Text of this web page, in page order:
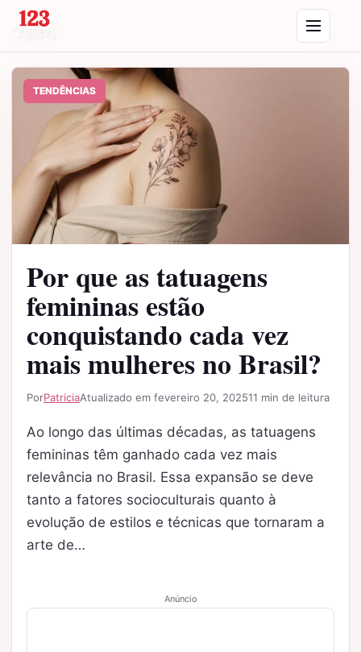
Saltar para o conteúdo
Abrir menu
TENDÊNCIAS
Por que as tatuagens
femininas estão
conquistando cada vez
mais mulheres no Brasil?
PorPatriciaAtualizado em fevereiro 20, 202511 min de leitura
Ao longo das últimas décadas, as tatuagens
femininas têm ganhado cada vez mais
relevância no Brasil. Essa expansão se deve
tanto a fatores socioculturais quanto à
evolução de estilos e técnicas que tornaram a
arte de…
Anúncio